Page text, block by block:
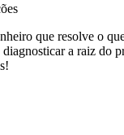
que resolve o
a raiz do